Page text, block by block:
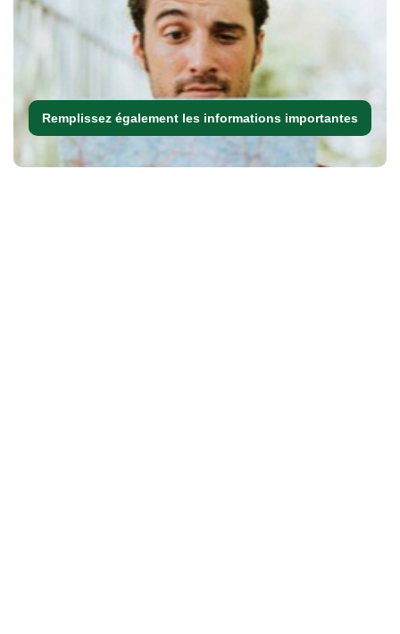
Remplissez également les informations importantes